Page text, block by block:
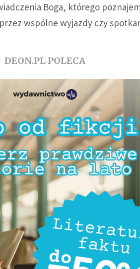
Boga, którego
wspólne wyjazdy czy
DEON.PL POLECA